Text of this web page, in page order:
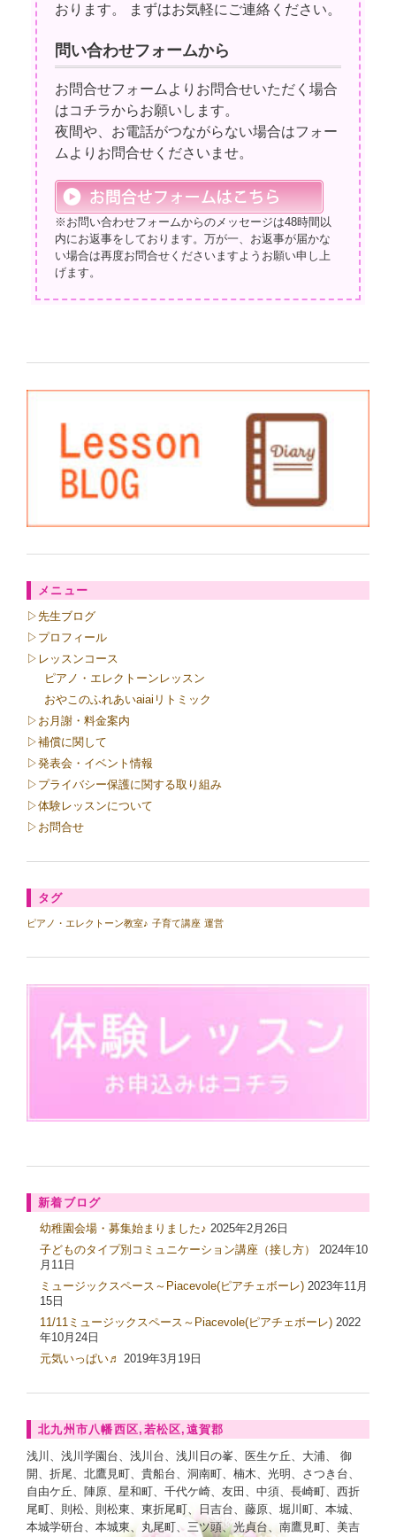
おります。 まずはお気軽にご連絡ください。
問い合わせフォームから
お問合せフォームよりお問合せいただく場合
はコチラからお願いします。
夜間や、お電話がつながらない場合はフォー
ムよりお問合せくださいませ。
※お問い合わせフォームからのメッセージは48時間以
内にお返事をしております。万が一、お返事が届かな
い場合は再度お問合せくださいますようお願い申し上
げます。
メニュー
▷先生ブログ
▷プロフィール
▷レッスンコース
ピアノ・エレクトーンレッスン
おやこのふれあいaiaiリトミック
▷お月謝・料金案内
▷補償に関して
▷発表会・イベント情報
▷プライバシー保護に関する取り組み
▷体験レッスンについて
▷お問合せ
タグ
ピアノ・エレクトーン教室♪ 子育て講座 運営
新着ブログ
幼稚園会場・募集始まりました♪ 2025年2月26日
子どものタイプ別コミュニケーション講座（接し方）
2024年10
月11日
ミュージックスペース～Piacevole(ピアチェボーレ) 2023年11月
15日
11/11ミュージックスペース～Piacevole(ピアチェボーレ) 2022
年10月24日
元気いっぱい♬ 2019年3月19日
北九州市八幡西区,若松区,遠賀郡
浅川、浅川学園台、浅川台、浅川日の峯、医生ケ丘、大浦、 御
開、折尾、北鷹見町、貴船台、洞南町、楠木、光明、さつき台、
自由ケ丘、陣原、星和町、千代ケ崎、友田、中須、長崎町、西折
尾町、則松、則松東、東折尾町、日吉台、藤原、堀川町、本城、
本城学研台、本城東、丸尾町、三ツ頭、光貞台、南鷹見町、美吉